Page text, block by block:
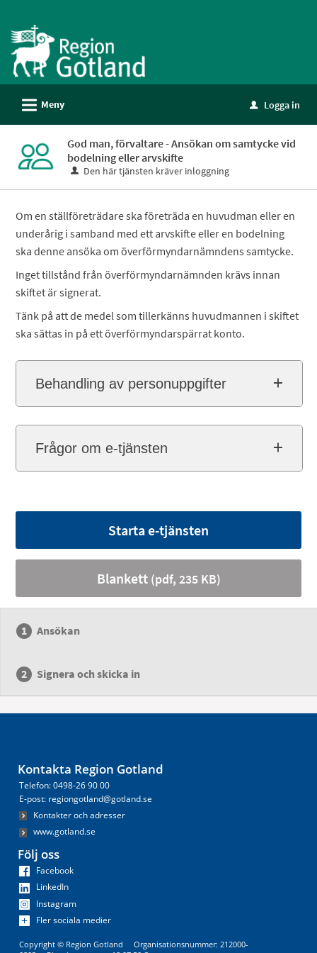
till
tjänster
-
Gotland
L Meny u Logga in
God man, förvaltare - Ansökan om samtycke vid
bodelning eller arvskifte
Den här tjänsten kräver inloggning
Om en ställföreträdare ska företräda en huvudman eller en
underårig i samband med ett arvskifte eller en bodelning
ska denne ansöka om överförmyndarnämndens samtycke.
Inget tillstånd från överförmyndarnämnden krävs innan
skiftet är signerat.
Tänk på att de medel som tillerkänns huvudmannen i skiftet
ska sättas in på ett överförmyndarspärrat konto.
Behandling av personuppgifter
Frågor om e-tjänsten
Starta e-tjänsten
Blankett(pdf, 235 KB)
Ansökan
Signera och skicka in
Kontakta Region Gotland
Telefon: 0498-26 90 00
E-post: regiongotland@gotland.se
Kontakter och adresser
www.gotland.se
Följ oss
Facebook
LinkedIn
Instagram
Fler sociala medier
Copyright © Region Gotland Organisationsnummer: 212000-